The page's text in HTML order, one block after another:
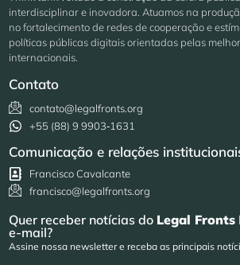
interdisciplinar e inovadora. Atuamos na
no fortalecimento de redes de cooperação e
políticas públicas digitais orientadas pelas
internacionais.
Contato
contato@legalfronts.org
+55 (88) 9 9903‑1631
Comunicação e relações
Francisco Cavalcante
francisco@legalfronts.org
Quer receber notícias do Legal Fronts
e-mail?
Assine nossa newsletter e receba as principais